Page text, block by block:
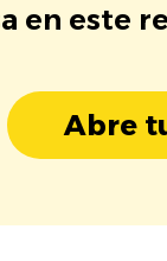
en este
Abre